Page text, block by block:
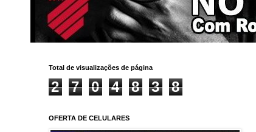
Total de visualizações de página
2 7 0 4 8 3 8
OFERTA DE CELULARES